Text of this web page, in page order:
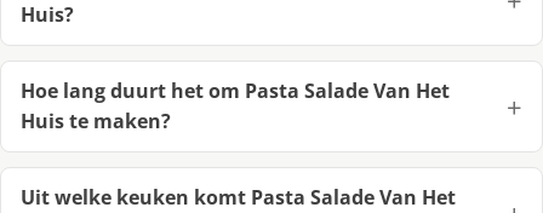
Huis?
Hoe lang duurt het om Pasta Salade Van Het
Huis te maken?
Uit welke keuken komt Pasta Salade Van Het